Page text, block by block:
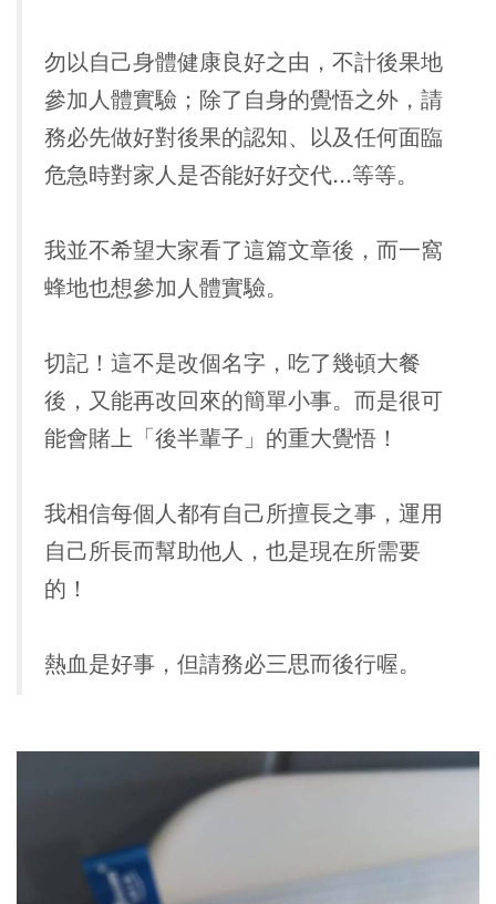
勿以自己身體健康良好之由，不計後果地
參加人體實驗；除了自身的覺悟之外，請
務必先做好對後果的認知、以及任何面臨
危急時對家人是否能好好交代...等等。
我並不希望大家看了這篇文章後，而一窩
蜂地也想參加人體實驗。
切記！這不是改個名字，吃了幾頓大餐
後，又能再改回來的簡單小事。而是很可
能會賭上「後半輩子」的重大覺悟！
我相信每個人都有自己所擅長之事，運用
自己所長而幫助他人，也是現在所需要
的！
熱血是好事，但請務必三思而後行喔。